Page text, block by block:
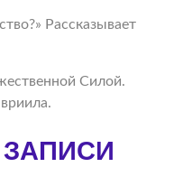
Рассказывает
Силой.